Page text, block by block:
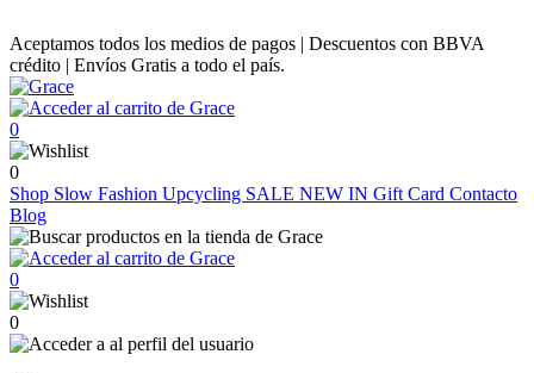
Aceptamos todos los medios de pagos | Descuentos con BBVA
crédito | Envíos Gratis a todo el país.
0
0
Shop Slow Fashion Upcycling SALE NEW IN Gift Card Contacto
Blog
0
0